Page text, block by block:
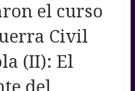
el curso
Civil
(II): El
del